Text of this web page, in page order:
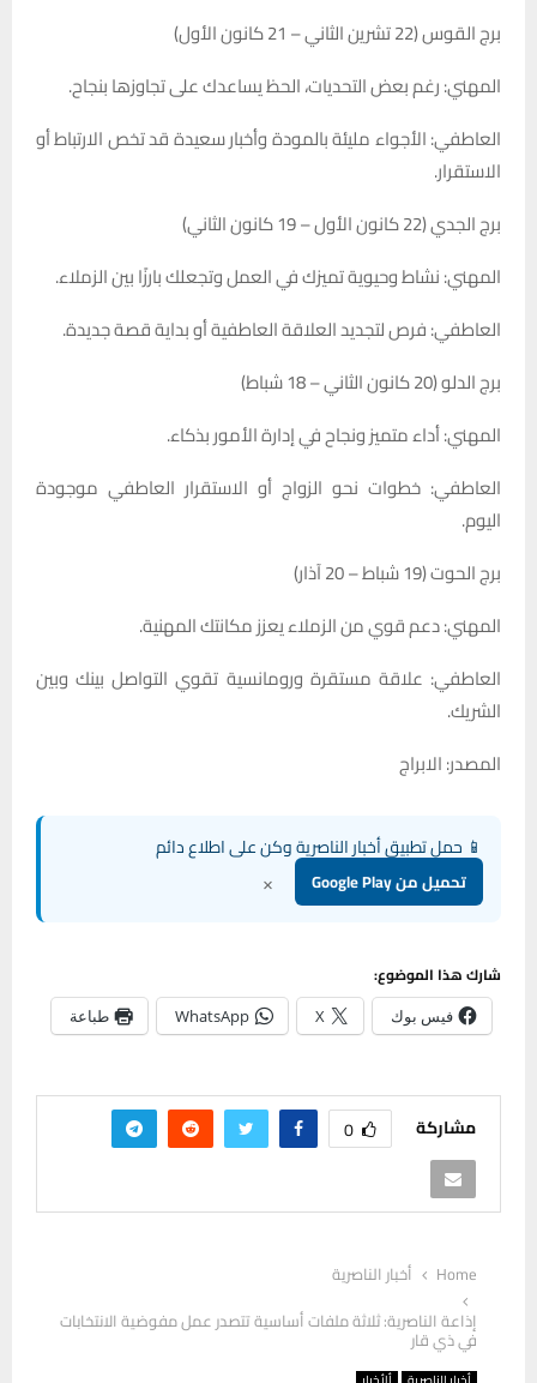
برج القوس (22 تشرين الثاني – 21 كانون الأول)
المهني: رغم بعض التحديات، الحظ يساعدك على تجاوزها بنجاح.
العاطفي: الأجواء مليئة بالمودة وأخبار سعيدة قد تخص الارتباط أو
الاستقرار.
برج الجدي (22 كانون الأول – 19 كانون الثاني)
المهني: نشاط وحيوية تميزك في العمل وتجعلك بارزًا بين الزملاء.
العاطفي: فرص لتجديد العلاقة العاطفية أو بداية قصة جديدة.
برج الدلو (20 كانون الثاني – 18 شباط)
المهني: أداء متميز ونجاح في إدارة الأمور بذكاء.
العاطفي: خطوات نحو الزواج أو الاستقرار العاطفي موجودة
اليوم.
برج الحوت (19 شباط – 20 آذار)
المهني: دعم قوي من الزملاء يعزز مكانتك المهنية.
العاطفي: علاقة مستقرة ورومانسية تقوي التواصل بينك وبين
الشريك.
المصدر: الابراج
📱 حمل تطبيق أخبار الناصرية وكن على اطلاع دائم
تحميل من Google Play ×
شارك هذا الموضوع:
فيس بوك X
WhatsApp طباعة
مشاركة 0
Home
أخبار الناصرية
إذاعة الناصرية: ثلاثة ملفات أساسية تتصدر عمل مفوضية الانتخابات
في ذي قار